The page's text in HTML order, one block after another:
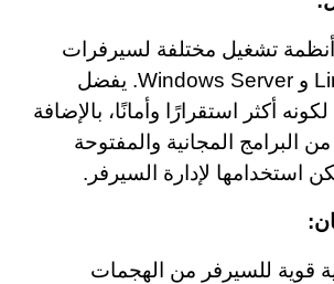
تشغيل مختلفة لسيرفرات
IPTV، مثل Linux و Windows Server. يفضل
استخدام Linux لكونه أكثر استقرارًا وأمانًا، بالإضافة
من البرامج المجانية والمفتوحة
استخدامها لإدارة السيرفر.
قوية للسيرفر من الهجمات